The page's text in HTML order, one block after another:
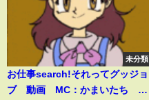
未分類
お仕事search!それってグッジョ
ブ 動画 MC：かまいたち 4